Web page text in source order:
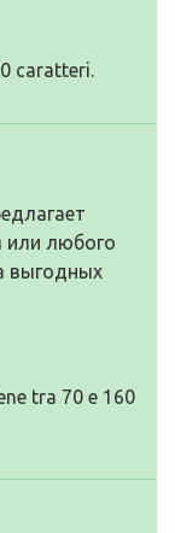
caratteri.
или любого
выгодных
tra 70 e 160